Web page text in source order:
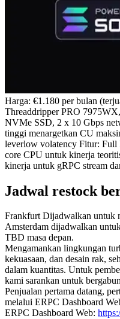
Harga: €1.180 per bulan
Threaddripper PRO
NVMe SSD, 2 x 10 Gbps
tinggi menargetkan CU
leverlow volatency Fitur:
core CPU untuk kinerja
kinerja untuk gRPC stream
Jadwal restock
Frankfurt Dijadwalkan untuk
Amsterdam dijadwalkan
TBD masa depan.
Mengamankan lingkungan
kekuasaan, dan desain rak,
dalam kuantitas. Untuk
kami sarankan untuk
Penjualan pertama datang,
melalui ERPC Dashboard
ERPC Dashboard Web: